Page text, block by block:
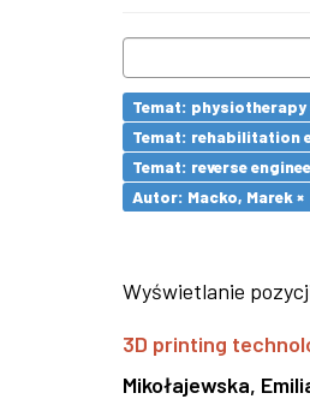
Temat: physiotherapy
Temat: rehabilitation
Temat: reverse
Autor: Macko, Marek ×
Wyświetlanie
3D printing
Mikołajewska,